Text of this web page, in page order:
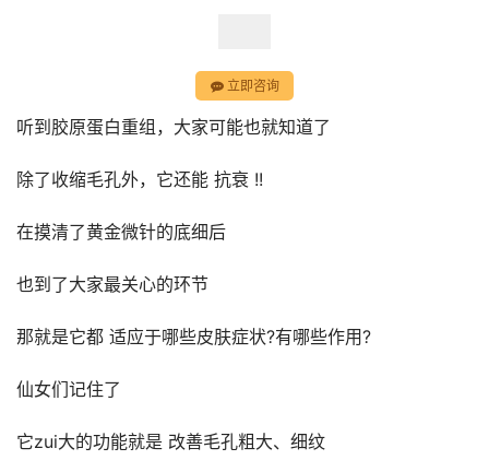
立即咨询
听到胶原蛋白重组，大家可能也就知道了
除了收缩毛孔外，它还能 抗衰 !!
在摸清了黄金微针的底细后
也到了大家最关心的环节
那就是它都 适应于哪些皮肤症状?有哪些作用?
仙女们记住了
它zui大的功能就是 改善毛孔粗大、细纹